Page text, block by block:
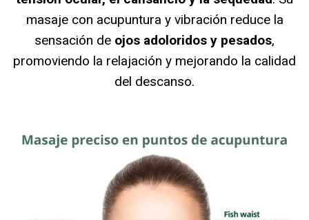
masaje con acupuntura y vibración reduce la
sensación de ojos adoloridos y pesados,
promoviendo la relajación y mejorando la calidad
del descanso.